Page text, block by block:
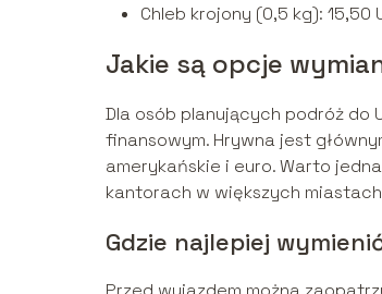
Chleb krojony (0,5 kg): 15,50
Jakie są opcje
Dla osób planujących podróż do
finansowym. Hrywna jest
amerykańskie i euro. Warto
kantorach w większych
Gdzie najlepiej